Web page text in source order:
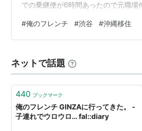
での乗継便が6時間あったので元職場
当日キャンセルして申し訳なかったの
いただきました。 予約してたので早
「フォアグラ トリュフ キャビア 世
みいただける贅沢コース全8品」とい
た。まずはビールからカリー（渋…
#俺のフレンチ #渋谷 #沖縄移住
ネットで話題
440 ブックマーク
俺のフレンチ GINZAに行ってきた。 -
子連れでウロウロ… fal::diary